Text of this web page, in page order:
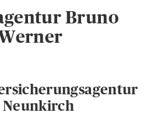
Bruno
Neunkirch